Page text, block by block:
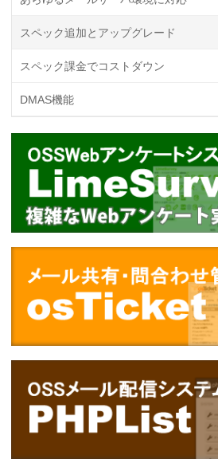
スペック追加とアップグレード
スペック課金でコストダウン
DMAS機能